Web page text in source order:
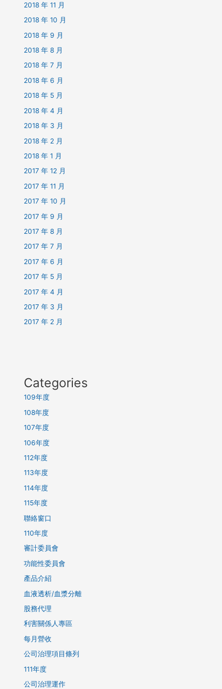
2018 年 11 月
2018 年 10 月
2018 年 9 月
2018 年 8 月
2018 年 7 月
2018 年 6 月
2018 年 5 月
2018 年 4 月
2018 年 3 月
2018 年 2 月
2018 年 1 月
2017 年 12 月
2017 年 11 月
2017 年 10 月
2017 年 9 月
2017 年 8 月
2017 年 7 月
2017 年 6 月
2017 年 5 月
2017 年 4 月
2017 年 3 月
2017 年 2 月
Categories
109年度
108年度
107年度
106年度
112年度
113年度
114年度
115年度
聯絡窗口
110年度
審計委員會
功能性委員會
產品介紹
血液透析/血漿分離
股務代理
利害關係人專區
每月營收
公司治理項目條列
111年度
公司治理運作